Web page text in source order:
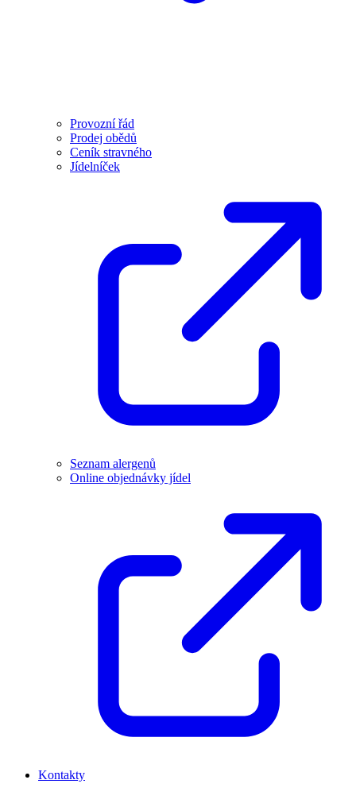
Provozní řád
Prodej obědů
Ceník stravného
Jídelníček
Seznam alergenů
Online objednávky jídel
Kontakty